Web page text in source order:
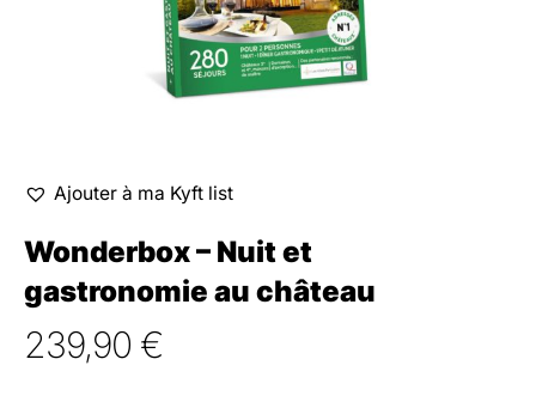
Ajouter à ma Kyft list
Wonderbox – Nuit et
gastronomie au château
239,90 €